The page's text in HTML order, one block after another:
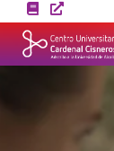
to
content